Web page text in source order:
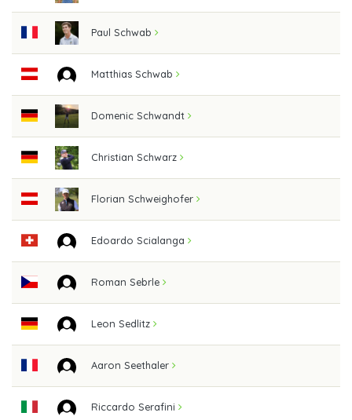
Paul Schwab
Matthias Schwab
Domenic Schwandt
Christian Schwarz
Florian Schweighofer
Edoardo Scialanga
Roman Sebrle
Leon Sedlitz
Aaron Seethaler
Riccardo Serafini